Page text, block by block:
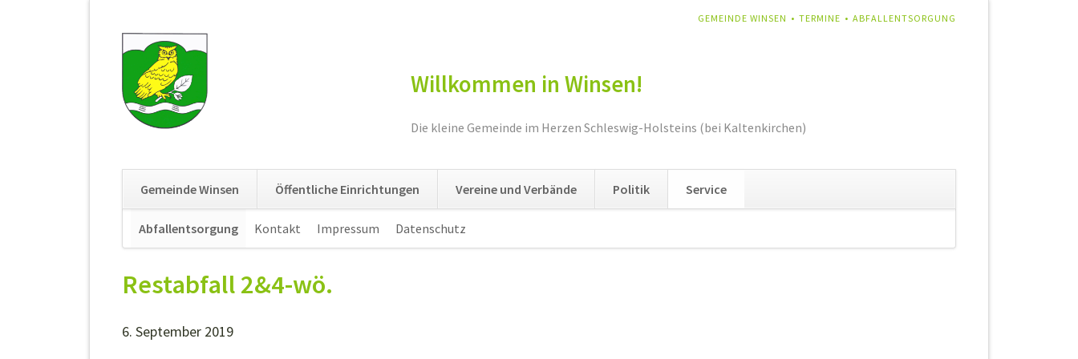
NAVIGATION
GEMEINDE WINSEN TERMINE ABFALLENTSORGUNG
Willkommen in Winsen!
Die kleine Gemeinde im Herzen Schleswig-Holsteins (bei Kaltenkirchen)
überspringen
Gemeinde Winsen Öffentliche Einrichtungen Vereine und Verbände Politik Service
überspringen
Abfallentsorgung Kontakt Impressum Datenschutz
Restabfall 2&4-wö.
6. September 2019